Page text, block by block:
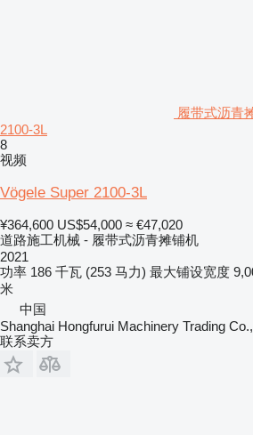
履带式沥青
2100-3L
8
视频
Vögele Super 2100-3L
¥364,600 US$54,000 ≈ €47,020
道路施工机械 - 履带式沥青摊铺机
2021
功率 186 千瓦 (253 马力) 最大铺设宽度
米
中国
Shanghai Hongfurui Machinery Trading
联系卖方